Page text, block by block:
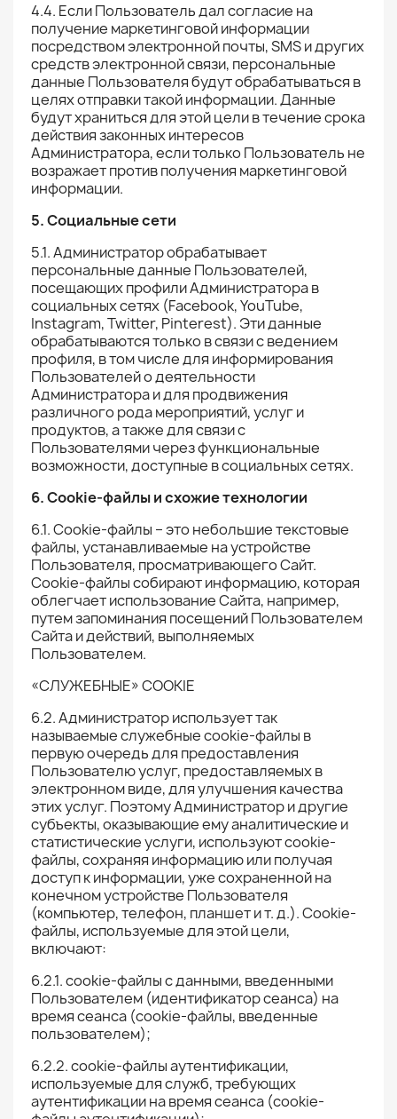
4.4. Если Пользователь дал согласие на
получение маркетинговой информации
посредством электронной почты, SMS и других
средств электронной связи, персональные
данные Пользователя будут обрабатываться в
целях отправки такой информации. Данные
будут храниться для этой цели в течение срока
действия законных интересов
Администратора, если только Пользователь не
возражает против получения маркетинговой
информации.
5. Социальные сети
5.1. Администратор обрабатывает
персональные данные Пользователей,
посещающих профили Администратора в
социальных сетях (Facebook, YouTube,
Instagram, Twitter, Pinterest). Эти данные
обрабатываются только в связи с ведением
профиля, в том числе для информирования
Пользователей о деятельности
Администратора и для продвижения
различного рода мероприятий, услуг и
продуктов, а также для связи с
Пользователями через функциональные
возможности, доступные в социальных сетях.
6. Cookie-файлы и схожие технологии
6.1. Cookie-файлы – это небольшие текстовые
файлы, устанавливаемые на устройстве
Пользователя, просматривающего Сайт.
Cookie-файлы собирают информацию, которая
облегчает использование Сайта, например,
путем запоминания посещений Пользователем
Сайта и действий, выполняемых
Пользователем.
«СЛУЖЕБНЫЕ» COOKIE
6.2. Администратор использует так
называемые служебные cookie-файлы в
первую очередь для предоставления
Пользователю услуг, предоставляемых в
электронном виде, для улучшения качества
этих услуг. Поэтому Администратор и другие
субъекты, оказывающие ему аналитические и
статистические услуги, используют cookie-
файлы, сохраняя информацию или получая
доступ к информации, уже сохраненной на
конечном устройстве Пользователя
(компьютер, телефон, планшет и т. д.). Cookie-
файлы, используемые для этой цели,
включают:
6.2.1. cookie-файлы с данными, введенными
Пользователем (идентификатор сеанса) на
время сеанса (cookie-файлы, введенные
пользователем);
6.2.2. cookie-файлы аутентификации,
используемые для служб, требующих
аутентификации на время сеанса (cookie-